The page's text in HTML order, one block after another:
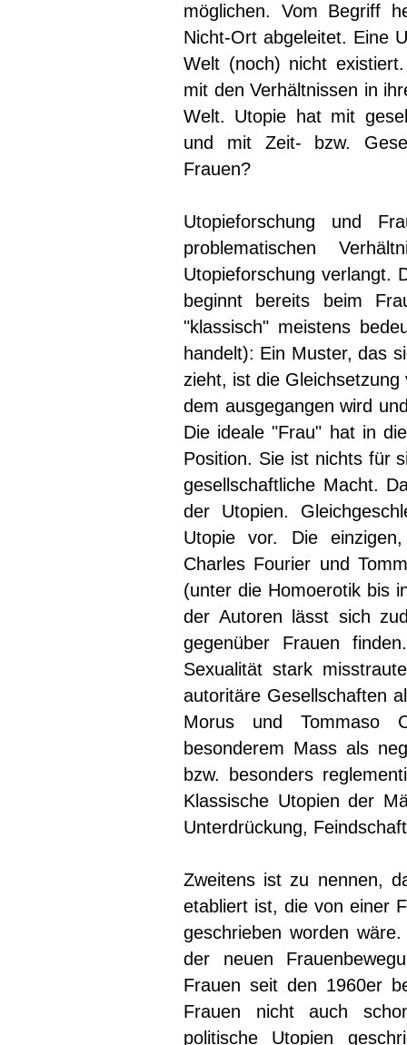
möglichen. Vom Begriff
Nicht-Ort abgeleitet. Eine
Welt (noch) nicht
mit den Verhältnissen in
Welt. Utopie hat mit
und mit Zeit- bzw.
Frauen?
Utopieforschung und
problematischen
Utopieforschung verlangt.
beginnt bereits beim
"klassisch" meistens
handelt): Ein Muster, das
zieht, ist die
dem ausgegangen wird
Die ideale "Frau" hat in
Position. Sie ist nichts für
gesellschaftliche Macht.
der Utopien.
Utopie vor. Die
Charles Fourier und
(unter die Homoerotik bis
der Autoren lässt sich
gegenüber Frauen
Sexualität stark
autoritäre Gesellschaften
Morus und Tommaso
besonderem Mass als
bzw. besonders
Klassische Utopien der
Unterdrückung,
Zweitens ist zu nennen,
etabliert ist, die von einer
geschrieben worden
der neuen
Frauen seit den 1960er
Frauen nicht auch
politische Utopien